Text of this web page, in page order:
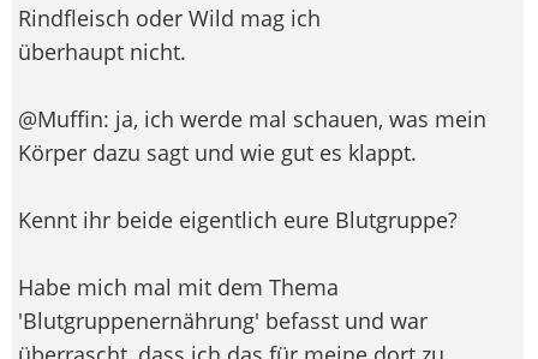
Rindfleisch oder Wild mag ich
überhaupt nicht.
@Muffin: ja, ich werde mal schauen, was mein
Körper dazu sagt und wie gut es klappt.
Kennt ihr beide eigentlich eure Blutgruppe?
Habe mich mal mit dem Thema
'Blutgruppenernährung' befasst und war